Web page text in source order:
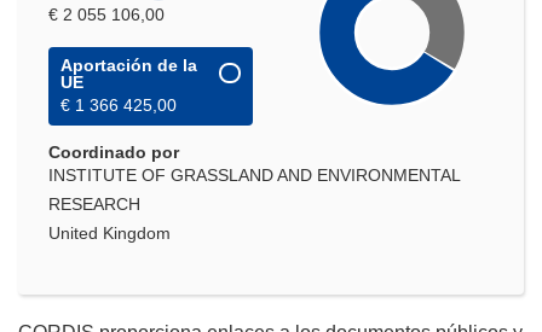
€ 2 055 106,00
Aportación de la
UE
€ 1 366 425,00
Coordinado por
INSTITUTE OF GRASSLAND AND ENVIRONMENTAL
RESEARCH
United Kingdom